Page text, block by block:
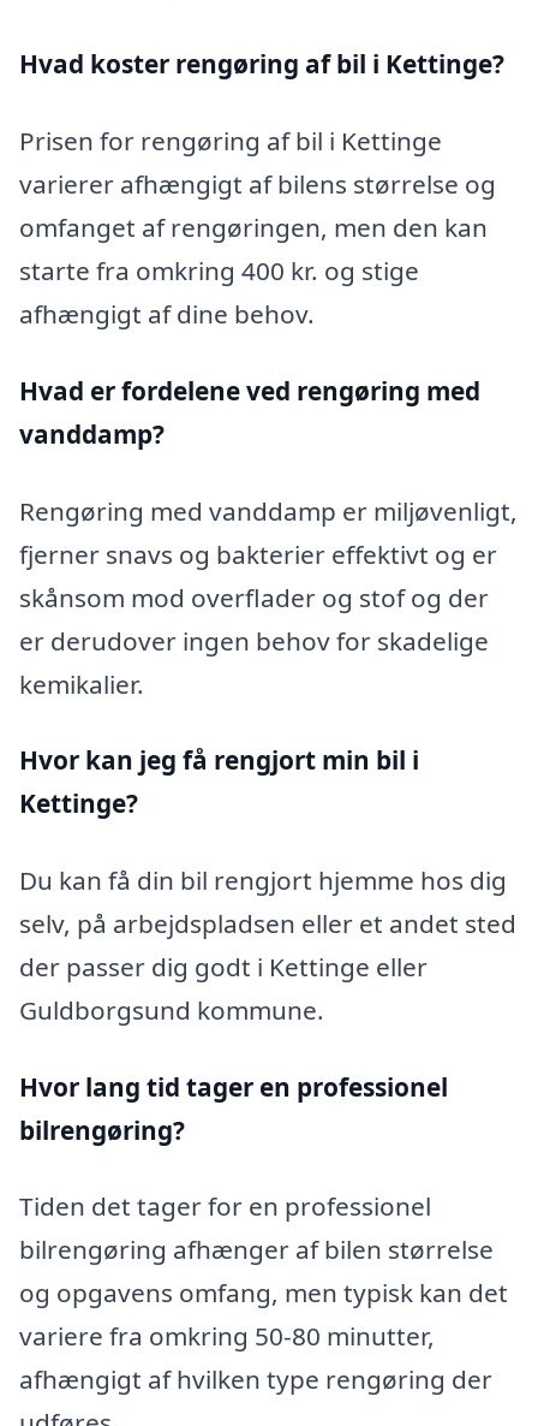
Hvad koster rengøring af bil i Kettinge?
Prisen for rengøring af bil i Kettinge
varierer afhængigt af bilens størrelse og
omfanget af rengøringen, men den kan
starte fra omkring 400 kr. og stige
afhængigt af dine behov.
Hvad er fordelene ved rengøring med
vanddamp?
Rengøring med vanddamp er miljøvenligt,
fjerner snavs og bakterier effektivt og er
skånsom mod overflader og stof og der
er derudover ingen behov for skadelige
kemikalier.
Hvor kan jeg få rengjort min bil i
Kettinge?
Du kan få din bil rengjort hjemme hos dig
selv, på arbejdspladsen eller et andet sted
der passer dig godt i Kettinge eller
Guldborgsund kommune.
Hvor lang tid tager en professionel
bilrengøring?
Tiden det tager for en professionel
bilrengøring afhænger af bilen størrelse
og opgavens omfang, men typisk kan det
variere fra omkring 50-80 minutter,
afhængigt af hvilken type rengøring der